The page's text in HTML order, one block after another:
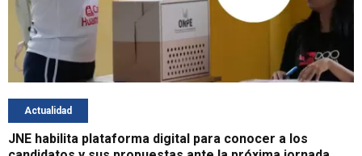
Actualidad
JNE habilita plataforma digital para conocer a los